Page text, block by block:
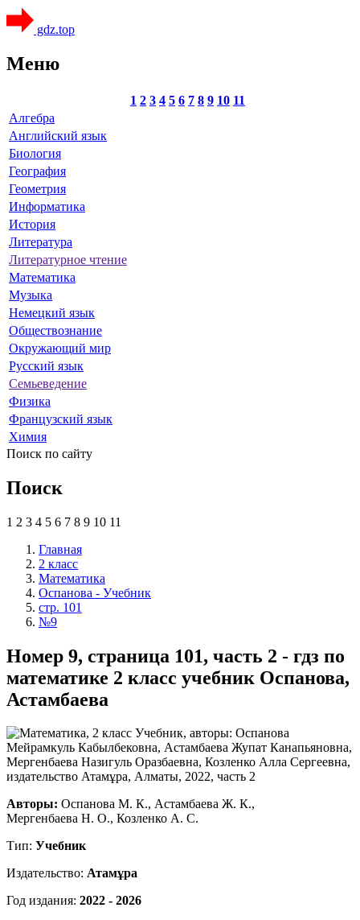
gdz.top
Меню
1 2 3 4 5 6 7 8 9 10 11
Алгебра
Английский язык
Биология
География
Геометрия
Информатика
История
Литература
Литературное чтение
Математика
Музыка
Немецкий язык
Обществознание
Окружающий мир
Русский язык
Семьеведение
Физика
Французский язык
Химия
Поиск по сайту
Поиск
1 2 3 4 5 6 7 8 9 10 11
Главная
2 класс
Математика
Оспанова - Учебник
стр. 101
№9
Номер 9, страница 101, часть 2 - гдз по
математике 2 класс учебник Оспанова,
Астамбаева
Авторы: Оспанова М. К., Астамбаева Ж. К.,
Мергенбаева Н. О., Козленко А. С.
Тип: Учебник
Издательство: Атамұра
Год издания: 2022 - 2026